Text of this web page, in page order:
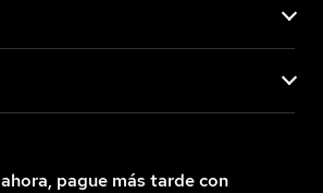
pague más tarde con